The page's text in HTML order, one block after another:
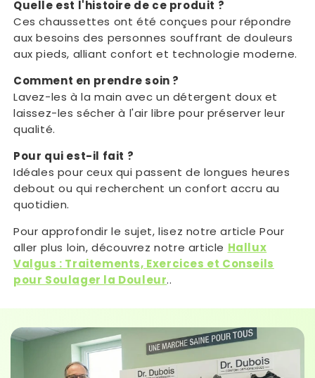
Quelle est l'histoire de ce produit ?
Ces chaussettes ont été conçues pour répondre
aux besoins des personnes souffrant de douleurs
aux pieds, alliant confort et technologie moderne.
Comment en prendre soin ?
Lavez-les à la main avec un détergent doux et
laissez-les sécher à l'air libre pour préserver leur
qualité.
Pour qui est-il fait ?
Idéales pour ceux qui passent de longues heures
debout ou qui recherchent un confort accru au
quotidien.
Pour approfondir le sujet, lisez notre article Pour
aller plus loin, découvrez notre article Hallux
Valgus : Traitements, Exercices et Conseils
pour Soulager la Douleur..